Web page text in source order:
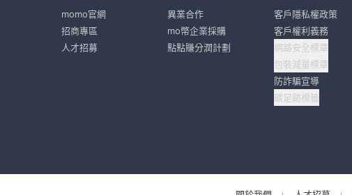
momo官網
招商專區
人才招募
異業合作
mo幣企業採購
點點賺分潤計劃
客戶隱私權政策
客戶權利義務
網路安全標章
包裝減量標章
防詐騙宣導
碳足跡標籤